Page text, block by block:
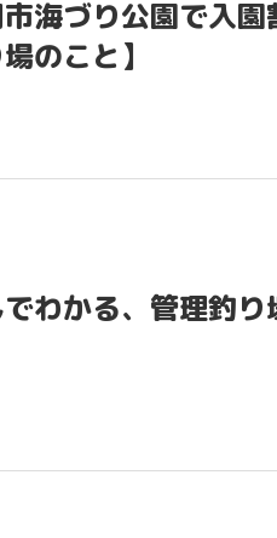
HOME
GOODシリーズ
海づり公園で入園
のこと】
わかる、管理釣り